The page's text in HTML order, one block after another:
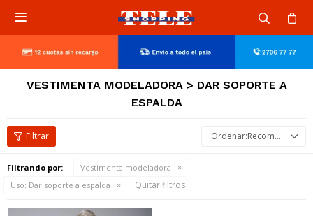

VESTIMENTA MODELADORA > DAR SOPORTE A
ESPALDA
Recomendados
Filtrando por:
Vestimenta modeladora
Uso: Dar soporte a espalda Quitar filtros